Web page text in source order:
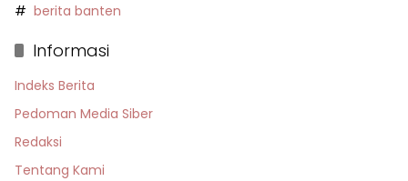
berita banten
Informasi
Indeks Berita
Pedoman Media Siber
Redaksi
Tentang Kami